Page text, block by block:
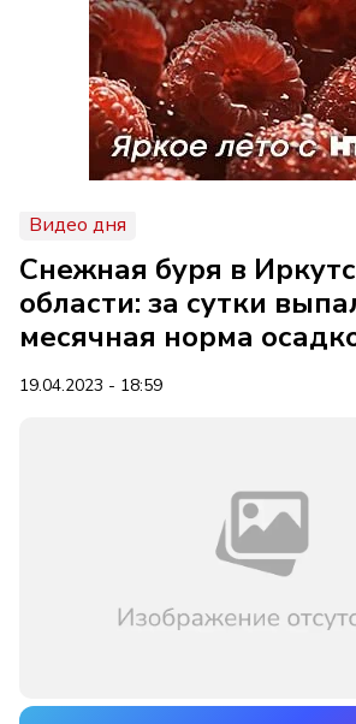
Видео дня
Снежная буря в
области: за сутки
месячная норма
19.04.2023 - 18:59